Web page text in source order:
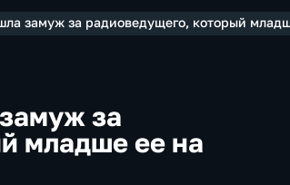
замуж за радиоведущего, который
за
младше ее на